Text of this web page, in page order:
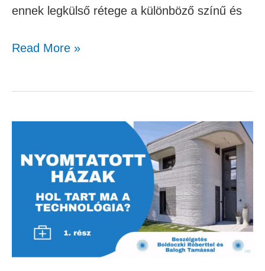
ennek legkülső rétege a különböző színű és
Read More »